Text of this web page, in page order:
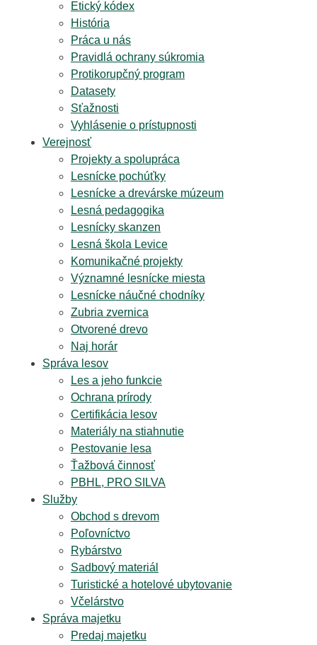
Etický kódex
História
Práca u nás
Pravidlá ochrany súkromia
Protikorupčný program
Datasety
Sťažnosti
Vyhlásenie o prístupnosti
Verejnosť
Projekty a spolupráca
Lesnícke pochúťky
Lesnícke a drevárske múzeum
Lesná pedagogika
Lesnícky skanzen
Lesná škola Levice
Komunikačné projekty
Významné lesnícke miesta
Lesnícke náučné chodníky
Zubria zvernica
Otvorené drevo
Naj horár
Správa lesov
Les a jeho funkcie
Ochrana prírody
Certifikácia lesov
Materiály na stiahnutie
Pestovanie lesa
Ťažbová činnosť
PBHL, PRO SILVA
Služby
Obchod s drevom
Poľovníctvo
Rybárstvo
Sadbový materiál
Turistické a hotelové ubytovanie
Včelárstvo
Správa majetku
Predaj majetku